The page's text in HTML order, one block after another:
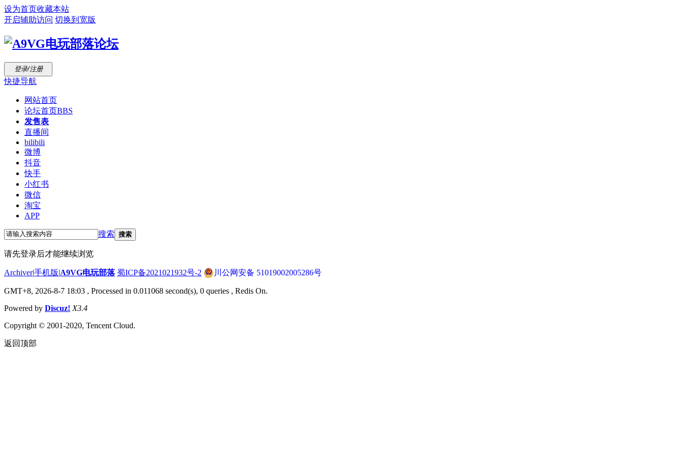
设为首页收藏本站
开启辅助访问 切换到宽版
登录/注册
快捷导航
网站首页
论坛首页BBS
发售表
直播间
bilibili
微博
抖音
快手
小红书
微信
淘宝
APP
搜索 搜索
请先登录后才能继续浏览
Archiver|手机版|A9VG电玩部落 蜀ICP备2021021932号-2 川公网安备 51019002005286号
GMT+8, 2026-8-7 18:03 , Processed in 0.011068 second(s), 0 queries , Redis On.
Powered by Discuz! X3.4
Copyright © 2001-2020, Tencent Cloud.
返回顶部